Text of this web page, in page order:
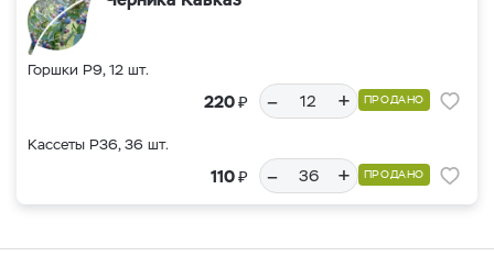
Горшки Р9, 12 шт.
220₽ – + ПРОДАНО
Кассеты Р36, 36 шт.
110₽ – + ПРОДАНО